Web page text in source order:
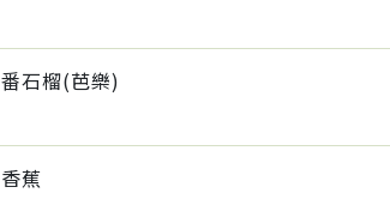
番石榴(芭樂)
香蕉